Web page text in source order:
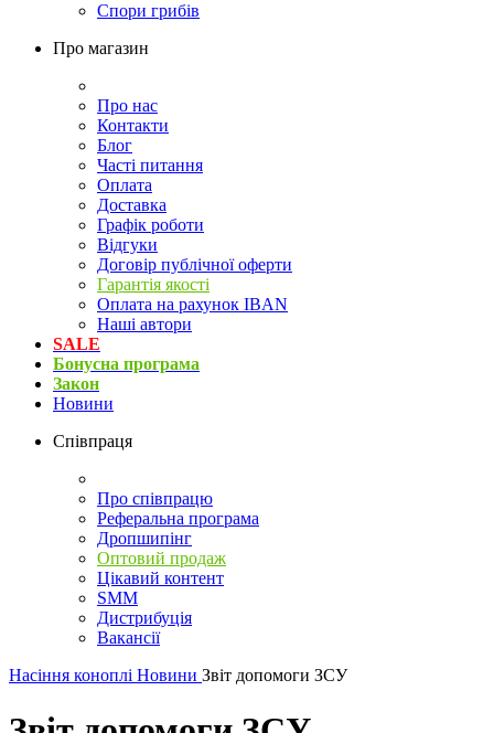
Спори грибів
Про магазин
Про нас
Контакти
Блог
Часті питання
Оплата
Доставка
Графік роботи
Відгуки
Договір публічної оферти
Гарантія якості
Оплата на рахунок IBAN
Наші автори
SALE
Бонусна програма
Закон
Новини
Співпраця
Про співпрацю
Реферальна програма
Дропшипінг
Оптовий продаж
Цікавий контент
SMM
Дистрибуція
Вакансії
Насіння коноплі Новини Звіт допомоги ЗСУ